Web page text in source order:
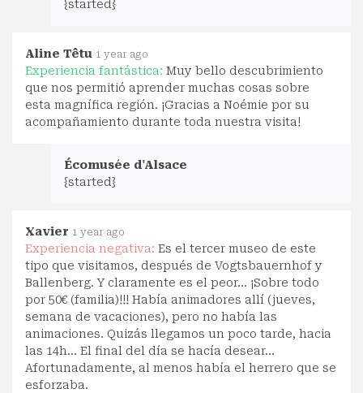
{started}
Aline Têtu 1 year ago
Experiencia fantástica: Muy bello descubrimiento
que nos permitió aprender muchas cosas sobre
esta magnífica región. ¡Gracias a Noémie por su
acompañamiento durante toda nuestra visita!
Écomusée d'Alsace
{started}
Xavier 1 year ago
Experiencia negativa: Es el tercer museo de este
tipo que visitamos, después de Vogtsbauernhof y
Ballenberg. Y claramente es el peor... ¡Sobre todo
por 50€ (familia)!!! Había animadores allí (jueves,
semana de vacaciones), pero no había las
animaciones. Quizás llegamos un poco tarde, hacia
las 14h... El final del día se hacía desear...
Afortunadamente, al menos había el herrero que se
esforzaba.